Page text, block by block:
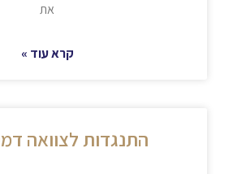
את
קרא עוד »
התנגדות לצוואה